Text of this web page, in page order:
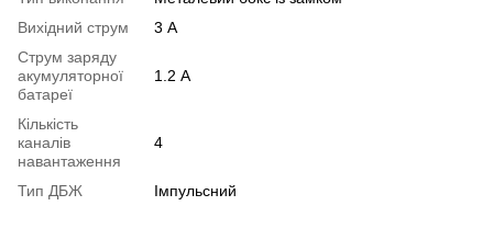
Вихідний струм
3 А
Струм заряду
акумуляторної
батареї
1.2 А
Кількість
каналів
навантаження
4
Тип ДБЖ Імпульсний